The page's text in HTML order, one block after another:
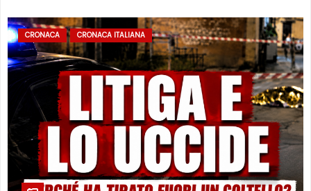
CRONACA CRONACA ITALIANA